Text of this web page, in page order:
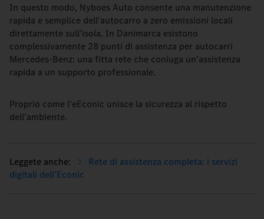
In questo modo, Nyboes Auto consente una manutenzione
rapida e semplice dell'autocarro a zero emissioni locali
direttamente sull'isola. In Danimarca esistono
complessivamente 28 punti di assistenza per autocarri
Mercedes-Benz: una fitta rete che coniuga un'assistenza
rapida a un supporto professionale.
Proprio come l'eEconic unisce la sicurezza al rispetto
dell'ambiente.
Rete di assistenza completa: i servizi
digitali dell'Econic